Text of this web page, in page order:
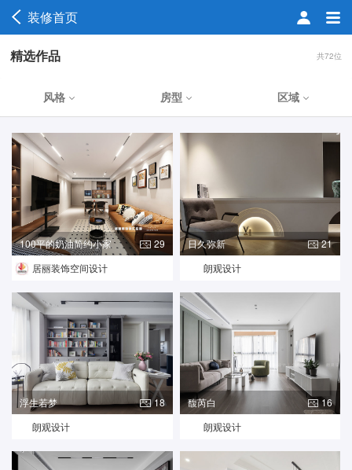
装修首页
共72位
精选作品
风格 房型 区域
100平的奶油简约小家
29
居丽装饰空间设计
日久弥新
21
朗观设计
浮生若梦
18
朗观设计
馥芮白
16
朗观设计